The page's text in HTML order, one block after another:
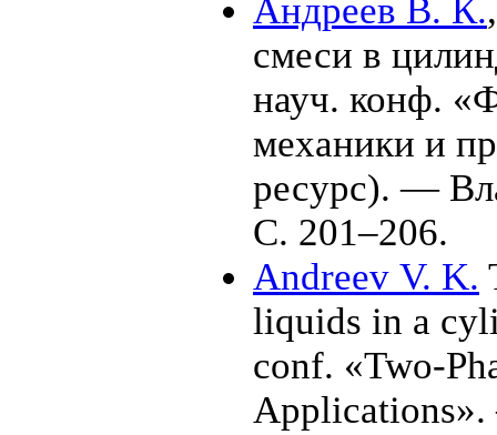
Андреев В. К.
смеси в
науч. конф.
механики и
ресурс). —
С. 201–206.
Andreev V. K.
liquids in a
conf. «Two-